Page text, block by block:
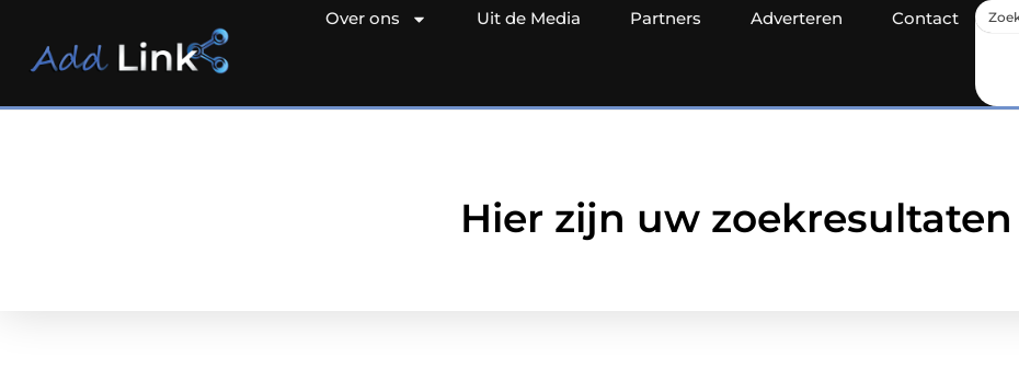
Over ons Uit de Media Partners Adverteren Contact
Hier zijn uw zoekresultaten